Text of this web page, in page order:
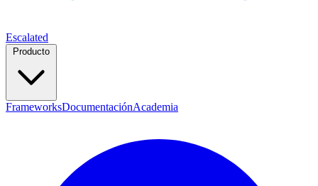
Escalated
FrameworksDocumentaciónAcademia